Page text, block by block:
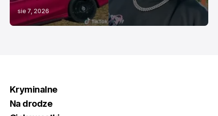
sie 7, 2026
Kryminalne
Na drodze